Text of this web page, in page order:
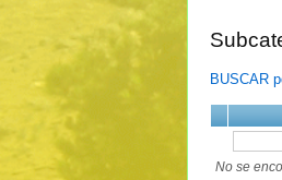
BUSCAR
No se